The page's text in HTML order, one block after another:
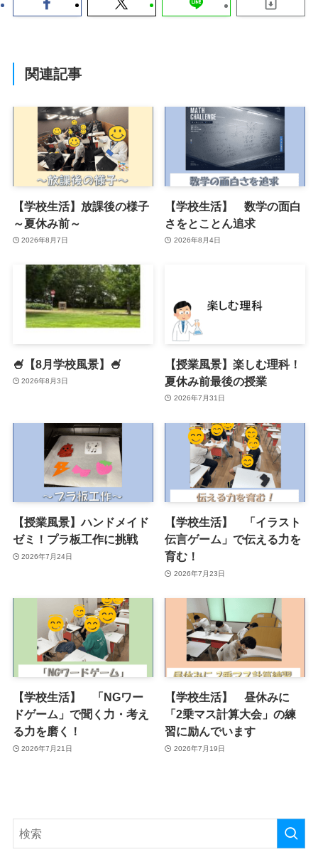
関連記事
【学校生活】放課後の様子
～夏休み前～
2026年8月7日
【学校生活】 数学の面白
さをとことん追求
2026年8月4日
🍧【8月学校風景】🍧
2026年8月3日
【授業風景】楽しむ理科！
夏休み前最後の授業
2026年7月31日
【授業風景】ハンドメイド
ゼミ！プラ板工作に挑戦
2026年7月24日
【学校生活】 「イラスト
伝言ゲーム」で伝える力を
育む！
2026年7月23日
【学校生活】 「NGワー
ドゲーム」で聞く力・考え
る力を磨く！
2026年7月21日
【学校生活】 昼休みに
「2乗マス計算大会」の練
習に励んでいます
2026年7月19日